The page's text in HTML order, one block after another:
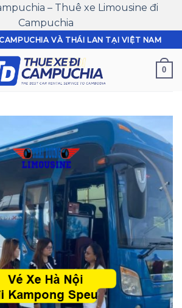
– Thuê xe Limousine đi
Campuchia
VÀ THÁI LAN TẠI VIỆT NAM
0